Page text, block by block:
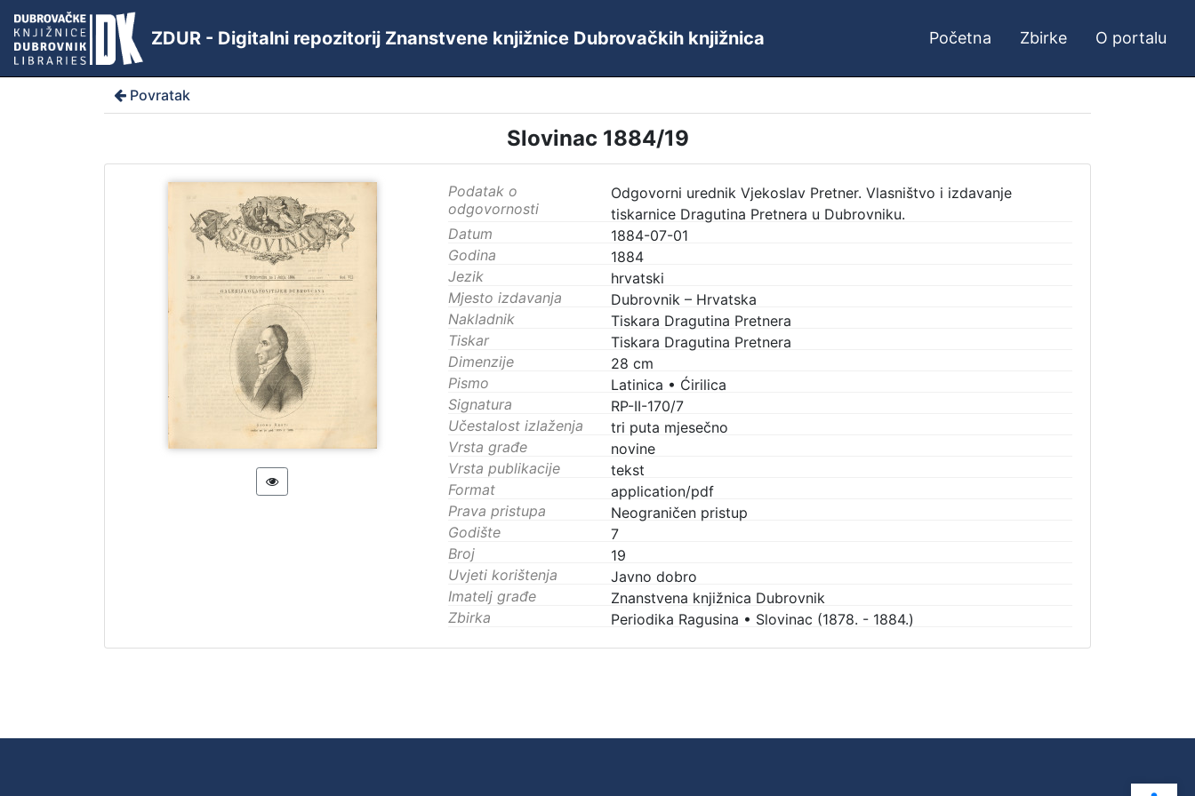
ZDUR - Digitalni repozitorij Znanstvene knjižnice Dubrovačkih knjižnica Početna Zbirke O portalu
Povratak
Slovinac 1884/19
Podatak o
odgovornosti
Odgovorni urednik Vjekoslav Pretner. Vlasništvo i izdavanje
tiskarnice Dragutina Pretnera u Dubrovniku.
Datum
1884-07-01
Godina
1884
Jezik
hrvatski
Mjesto izdavanja
Dubrovnik – Hrvatska
Nakladnik
Tiskara Dragutina Pretnera
Tiskar
Tiskara Dragutina Pretnera
Dimenzije
28 cm
Pismo
Latinica • Ćirilica
Signatura
RP-II-170/7
Učestalost izlaženja
tri puta mjesečno
Vrsta građe
novine
Vrsta publikacije
tekst
Format
application/pdf
Prava pristupa
Neograničen pristup
Godište
7
Broj
19
Uvjeti korištenja
Javno dobro
Imatelj građe
Znanstvena knjižnica Dubrovnik
Zbirka
Periodika Ragusina • Slovinac (1878. - 1884.)